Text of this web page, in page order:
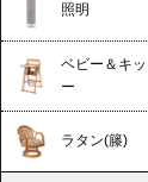
照明
ベビー＆キ
ー
ラタン(籐)